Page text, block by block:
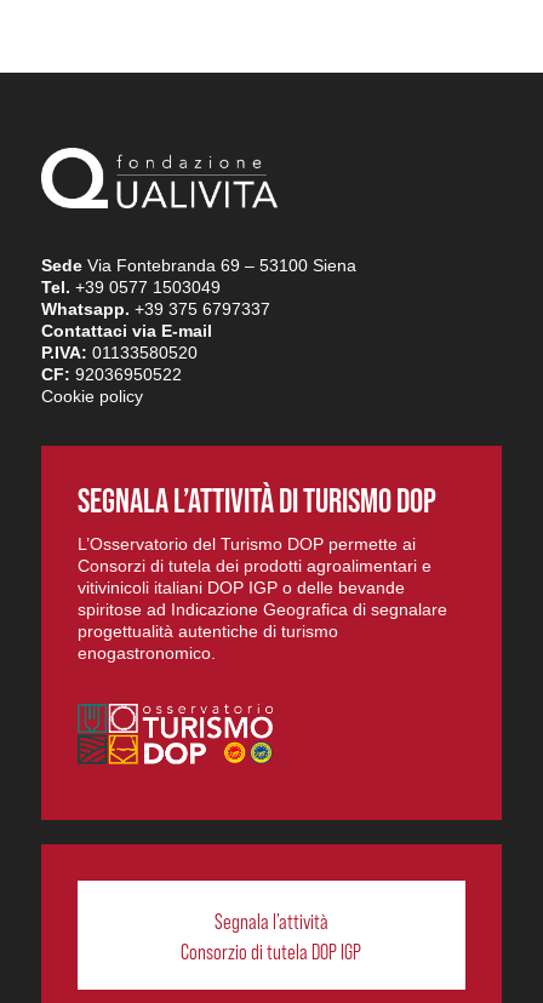
SedeVia Fontebranda 69 – 53100 Siena
Tel. +39 0577 1503049
Whatsapp. +39 375 6797337
Contattaci via E-mail
P.IVA: 01133580520
CF: 92036950522
Cookie policy
SEGNALA L’ATTIVITÀ DI TURISMO DOP
L’Osservatorio del Turismo DOP permette ai
Consorzi di tutela dei prodotti agroalimentari e
vitivinicoli italiani DOP IGP o delle bevande
spiritose ad Indicazione Geografica di segnalare
progettualità autentiche di turismo
enogastronomico.
Segnala l’attività
Consorzio di tutela DOP IGP